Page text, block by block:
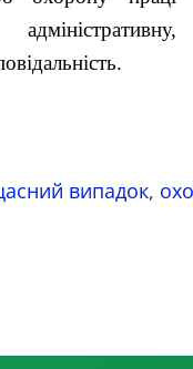
випадок,